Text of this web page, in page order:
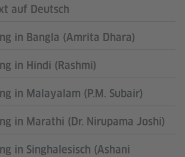
auf Deutsch
in Bangla (Amrita Dhara)
in Hindi (Rashmi)
in Malayalam (P.M. Subair)
in Marathi (Dr. Nirupama Joshi)
in Singhalesisch (Ashani